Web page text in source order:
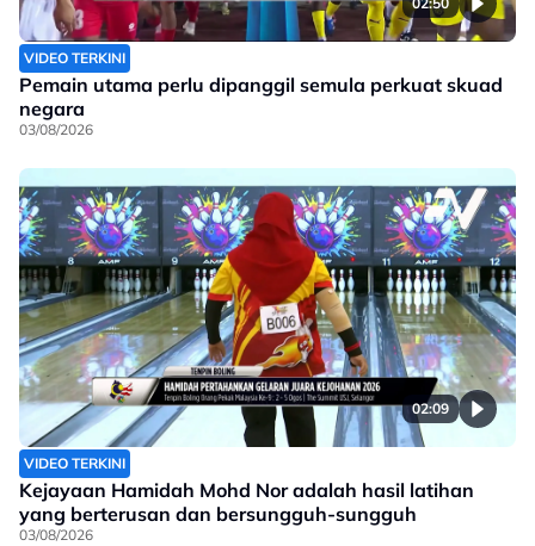
VIDEO TERKINI
Pemain utama perlu dipanggil semula perkuat skuad
negara
03/08/2026
02:09
VIDEO TERKINI
Kejayaan Hamidah Mohd Nor adalah hasil latihan
yang berterusan dan bersungguh-sungguh
03/08/2026